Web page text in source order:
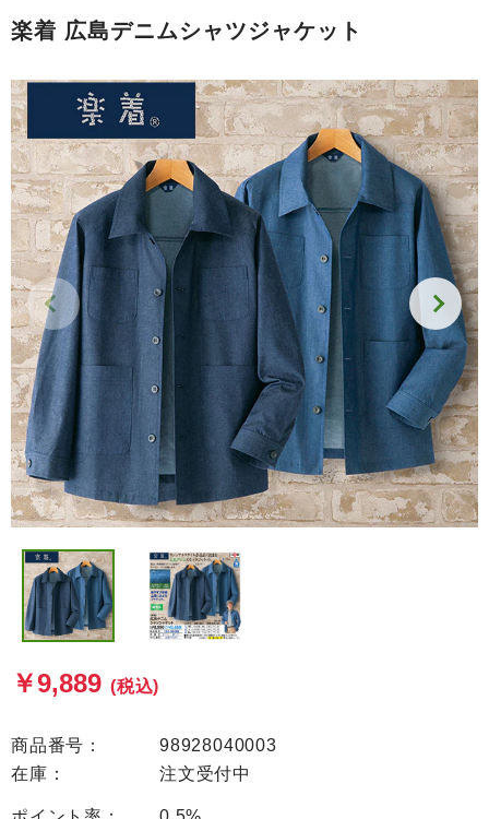
楽着 広島デニムシャツジャケット
￥9,889 (税込)
商品番号：
98928040003
在庫：
注文受付中